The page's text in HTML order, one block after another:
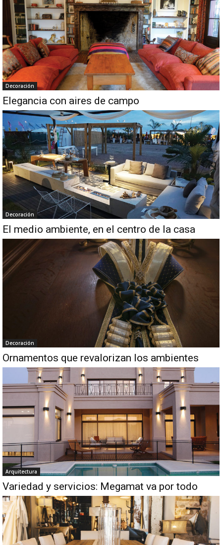
Decoración
Elegancia con aires de campo
Decoración
El medio ambiente, en el centro de la casa
Decoración
Ornamentos que revalorizan los ambientes
Arquitectura
Variedad y servicios: Megamat va por todo